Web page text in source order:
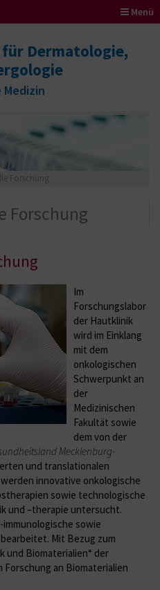
Menü
Dermatologie,
Forschung
Forschung
Im
Forschungslabor
der Hautklinik
wird im Einklang
mit dem
onkologischen
Schwerpunkt an
der
Medizinischen
Fakultät sowie
dem von der
Mecklenburg-
und translationalen
innovative onkologische
sowie technologische
und –therapie untersucht.
sowie
Mit Bezug zum
und Biomaterialien“ der
Forschung an Biomaterialien